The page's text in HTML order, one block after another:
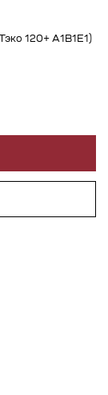
120+ А1B1E1)